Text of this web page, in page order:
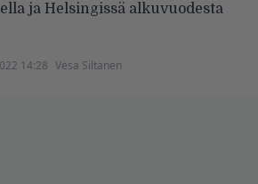
ja Helsingissä alkuvuodesta
14:28 Vesa Siltanen